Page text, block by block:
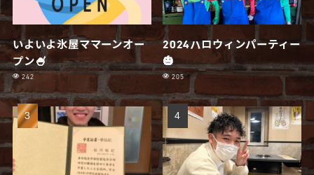
いよいよ氷屋ママーンオー
プン🍧
242
2024ハロウィンパーティー
🎃
205